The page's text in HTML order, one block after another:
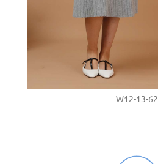
W12-13-62